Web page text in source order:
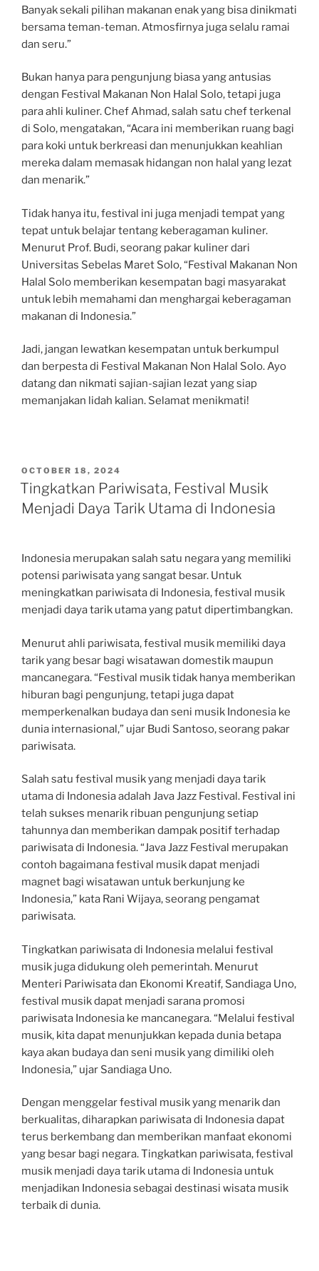
Banyak sekali pilihan makanan enak yang bisa dinikmati
bersama teman-teman. Atmosfirnya juga selalu ramai
dan seru.”
Bukan hanya para pengunjung biasa yang antusias
dengan Festival Makanan Non Halal Solo, tetapi juga
para ahli kuliner. Chef Ahmad, salah satu chef terkenal
di Solo, mengatakan, “Acara ini memberikan ruang bagi
para koki untuk berkreasi dan menunjukkan keahlian
mereka dalam memasak hidangan non halal yang lezat
dan menarik.”
Tidak hanya itu, festival ini juga menjadi tempat yang
tepat untuk belajar tentang keberagaman kuliner.
Menurut Prof. Budi, seorang pakar kuliner dari
Universitas Sebelas Maret Solo, “Festival Makanan Non
Halal Solo memberikan kesempatan bagi masyarakat
untuk lebih memahami dan menghargai keberagaman
makanan di Indonesia.”
Jadi, jangan lewatkan kesempatan untuk berkumpul
dan berpesta di Festival Makanan Non Halal Solo. Ayo
datang dan nikmati sajian-sajian lezat yang siap
memanjakan lidah kalian. Selamat menikmati!
POSTED
ON
OCTOBER 18, 2024
Tingkatkan Pariwisata, Festival Musik
Menjadi Daya Tarik Utama di Indonesia
Indonesia merupakan salah satu negara yang memiliki
potensi pariwisata yang sangat besar. Untuk
meningkatkan pariwisata di Indonesia, festival musik
menjadi daya tarik utama yang patut dipertimbangkan.
Menurut ahli pariwisata, festival musik memiliki daya
tarik yang besar bagi wisatawan domestik maupun
mancanegara. “Festival musik tidak hanya memberikan
hiburan bagi pengunjung, tetapi juga dapat
memperkenalkan budaya dan seni musik Indonesia ke
dunia internasional,” ujar Budi Santoso, seorang pakar
pariwisata.
Salah satu festival musik yang menjadi daya tarik
utama di Indonesia adalah Java Jazz Festival. Festival ini
telah sukses menarik ribuan pengunjung setiap
tahunnya dan memberikan dampak positif terhadap
pariwisata di Indonesia. “Java Jazz Festival merupakan
contoh bagaimana festival musik dapat menjadi
magnet bagi wisatawan untuk berkunjung ke
Indonesia,” kata Rani Wijaya, seorang pengamat
pariwisata.
Tingkatkan pariwisata di Indonesia melalui festival
musik juga didukung oleh pemerintah. Menurut
Menteri Pariwisata dan Ekonomi Kreatif, Sandiaga Uno,
festival musik dapat menjadi sarana promosi
pariwisata Indonesia ke mancanegara. “Melalui festival
musik, kita dapat menunjukkan kepada dunia betapa
kaya akan budaya dan seni musik yang dimiliki oleh
Indonesia,” ujar Sandiaga Uno.
Dengan menggelar festival musik yang menarik dan
berkualitas, diharapkan pariwisata di Indonesia dapat
terus berkembang dan memberikan manfaat ekonomi
yang besar bagi negara. Tingkatkan pariwisata, festival
musik menjadi daya tarik utama di Indonesia untuk
menjadikan Indonesia sebagai destinasi wisata musik
terbaik di dunia.